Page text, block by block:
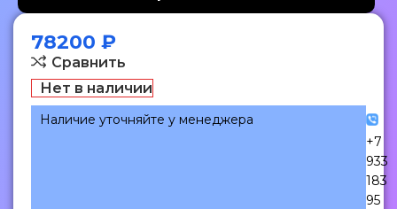
78200 ₽
Сравнить
Нет в наличии
Наличие уточняйте у менеджера
+7
933
183
95